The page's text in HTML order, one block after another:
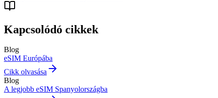
Kapcsolódó cikkek
Blog
eSIM Európába
Cikk olvasása
Blog
A legjobb eSIM Spanyolországba